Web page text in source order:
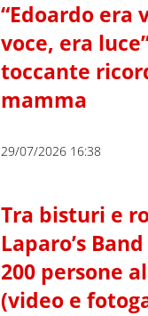
“Edoardo era
voce, era
toccante
mamma
29/07/2026 16:38
Tra bisturi e
Laparo’s
200 persone
(video e